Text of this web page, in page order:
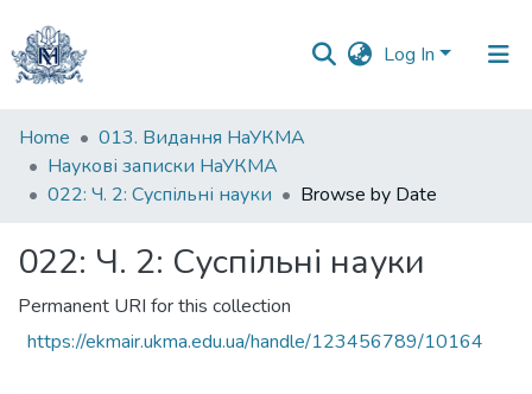
Log In
Communities
&
Collections
Home
013. Видання НаУКМА
Наукові записки НаУКМА
022: Ч. 2: Суспільні науки
Browse by Date
022: Ч. 2: Суспільні науки
Permanent URI for this collection
https://ekmair.ukma.edu.ua/handle/123456789/10164